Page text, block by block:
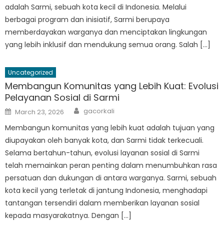
adalah Sarmi, sebuah kota kecil di Indonesia. Melalui
berbagai program dan inisiatif, Sarmi berupaya
memberdayakan warganya dan menciptakan lingkungan
yang lebih inklusif dan mendukung semua orang. Salah […]
Uncategorized
Membangun Komunitas yang Lebih Kuat: Evolusi
Pelayanan Sosial di Sarmi
Posted
on
March 23, 2026 Author
gacorkali
Membangun komunitas yang lebih kuat adalah tujuan yang
diupayakan oleh banyak kota, dan Sarmi tidak terkecuali.
Selama bertahun-tahun, evolusi layanan sosial di Sarmi
telah memainkan peran penting dalam menumbuhkan rasa
persatuan dan dukungan di antara warganya. Sarmi, sebuah
kota kecil yang terletak di jantung Indonesia, menghadapi
tantangan tersendiri dalam memberikan layanan sosial
kepada masyarakatnya. Dengan […]